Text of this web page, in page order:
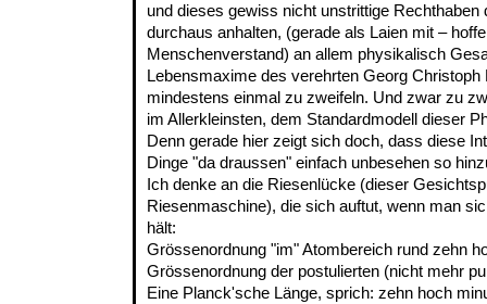
und dieses gewiss nicht unstrittige
durchaus anhalten, (gerade als Laien mit –
Menschenverstand) an allem physikalisch
Lebensmaxime des verehrten Georg Christoph
mindestens einmal zu zweifeln. Und zwar zu
im Allerkleinsten, dem Standardmodell dieser
Denn gerade hier zeigt sich doch, dass diese
Dinge "da draussen" einfach unbesehen so
Ich denke an die Riesenlücke (dieser
Riesenmaschine), die sich auftut, wenn man
hält:
Grössenordnung "im" Atombereich rund zehn
Grössenordnung der postulierten (nicht mehr
Eine Planck'sche Länge, sprich: zehn hoch